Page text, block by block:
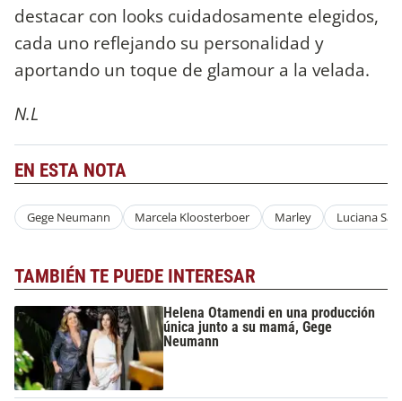
destacar con looks cuidadosamente elegidos,
cada uno reflejando su personalidad y
aportando un toque de glamour a la velada.
N.L
EN ESTA NOTA
Gege Neumann Marcela Kloosterboer Marley Luciana
TAMBIÉN TE PUEDE INTERESAR
Helena Otamendi en una producción
única junto a su mamá, Gege
Neumann